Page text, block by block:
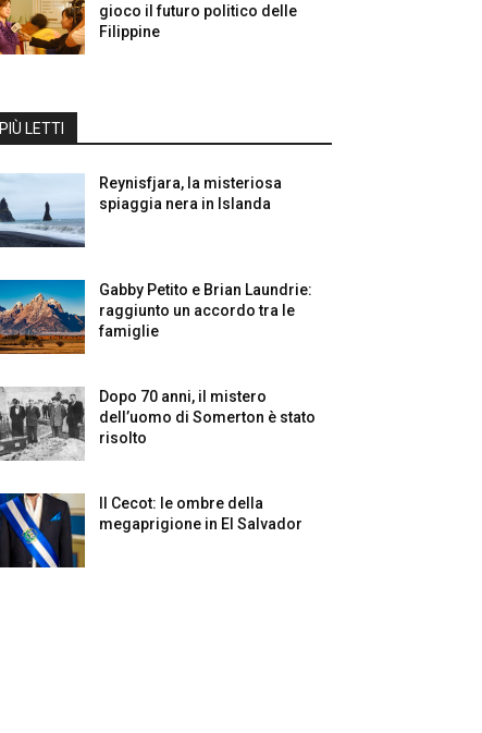
gioco il futuro politico delle
Filippine
I PIÙ LETTI
Reynisfjara, la misteriosa
spiaggia nera in Islanda
Gabby Petito e Brian Laundrie:
raggiunto un accordo tra le
famiglie
Dopo 70 anni, il mistero
dell’uomo di Somerton è stato
risolto
Il Cecot: le ombre della
megaprigione in El Salvador